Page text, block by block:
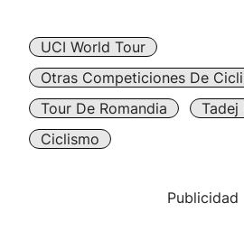
UCI World Tour
Otras Competiciones De
Tour De Romandia
Tadej
Ciclismo
Publicidad